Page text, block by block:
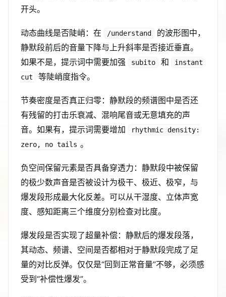
开头。
动态曲线是否陡峭：在 /understand
的波形图中，
静默段前后的音量下降与上升斜率是否接近垂直。
如果不是，提示词中需要加强
subito 和
instant
cut
等陡峭度指令。
节奏密度是否真正归零：静默段的频谱图中是否还
有残留的打击乐衰减、混响尾音或无意填充的声
音。如果有，提示词需要增加
rhythmic density:
zero, no tails 。
负空间保留元素是否具备穿透力：静默段中被保留
的极少数声音是否被设计为极干、极近、极窄，与
爆发段形成最大化反差。可以从干湿度、立体声宽
度、感知距离三个维度分别检查对比度。
爆发段是否实现了超量补偿：静默后的爆发段落，
其动态、频谱、空间是否都相对于静默段完成了足
量的对比反弹。仅仅是“回到正常音量”不够，必须感
受到“补偿性爆发”。